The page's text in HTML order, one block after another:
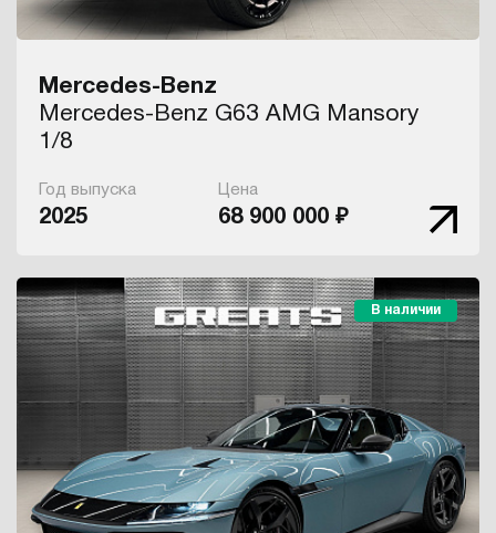
Mercedes-Benz
Mercedes-Benz G63 AMG Mansory
1/8
Год выпуска
2025
Цена
68 900 000 ₽
В наличии